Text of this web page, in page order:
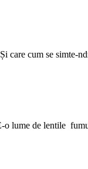
cum se simte-
lume de lentile